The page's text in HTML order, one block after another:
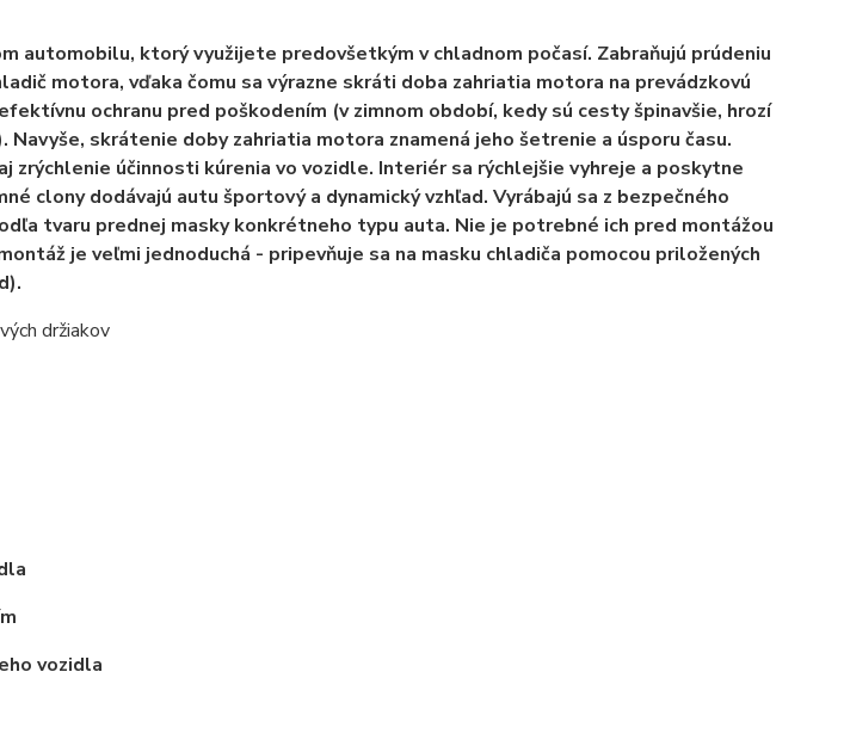
automobilu, ktorý využijete predovšetkým v chladnom počasí. Zabraňujú prúdeniu
motora, vďaka čomu sa výrazne skráti doba zahriatia motora na prevádzkovú
ochranu pred poškodením (v zimnom období, kedy sú cesty špinavšie, hrozí
Navyše, skrátenie doby zahriatia motora znamená jeho šetrenie a úsporu času.
zrýchlenie účinnosti kúrenia vo vozidle. Interiér sa rýchlejšie vyhreje a poskytne
clony dodávajú autu športový a dynamický vzhľad. Vyrábajú sa z bezpečného
tvaru prednej masky konkrétneho typu auta. Nie je potrebné ich pred montážou
je veľmi jednoduchá - pripevňuje sa na masku chladiča pomocou priložených
držiakov
vozidla